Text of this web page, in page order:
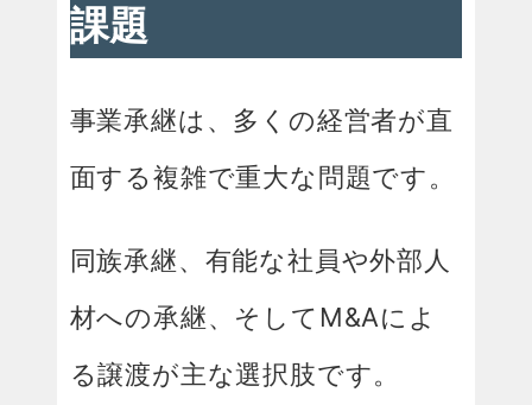
課題
事業承継は、多くの経営者が直
面する複雑で重大な問題です。
同族承継、有能な社員や外部人
材への承継、そしてM&Aによ
る譲渡が主な選択肢です。